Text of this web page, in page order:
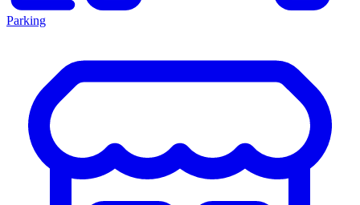
Parking